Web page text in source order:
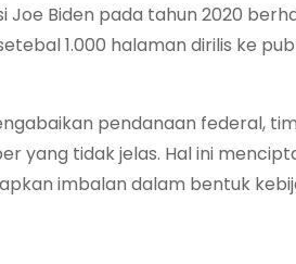
Joe Biden pada tahun 2020
1.000 halaman dirilis ke
pendanaan federal,
yang tidak jelas. Hal ini
imbalan dalam bentuk